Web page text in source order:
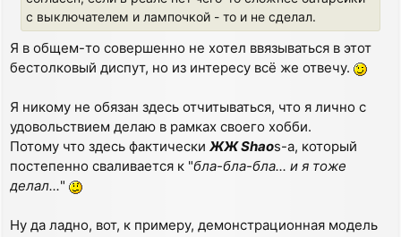
с выключателем и лампочкой - то и не сделал.
Я в общем-то совершенно не хотел ввязываться в этот
бестолковый диспут, но из интересу всё же отвечу.
Я никому не обязан здесь отчитываться, что я лично с
удовольствием делаю в рамках своего хобби.
Потому что здесь фактически ЖЖ Shaos-а, который
постепенно сваливается к "бла-бла-бла... и я тоже
делал..."
Ну да ладно, вот, к примеру, демонстрационная модель